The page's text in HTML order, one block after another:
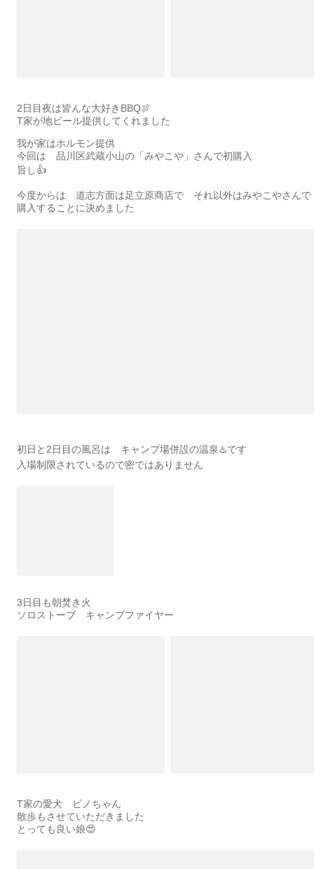
2日目夜は皆んな大好きBBQ🍖
T家が地ビール提供してくれました
我が家はホルモン提供
今回は 品川区武蔵小山の「みやこや」さんで初購入
旨し👍
今度からは 道志方面は足立原商店で それ以外はみやこやさんで
購入することに決めました
初日と2日目の風呂は キャンプ場併設の温泉♨️です
入場制限されているので密ではありません
3日目も朝焚き火
ソロストーブ キャンプファイヤー
T家の愛犬 ピノちゃん
散歩もさせていただきました
とっても良い娘😍